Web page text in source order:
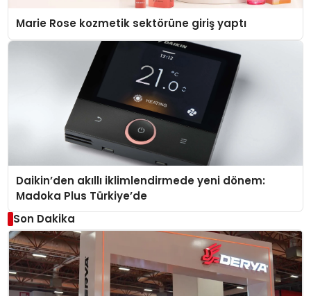
Marie Rose kozmetik sektörüne giriş yaptı
Daikin’den akıllı iklimlendirmede yeni dönem:
Madoka Plus Türkiye’de
Son Dakika